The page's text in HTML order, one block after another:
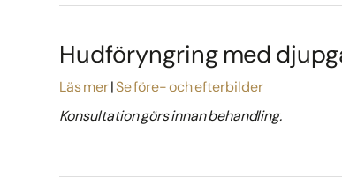
Hudföryngring med
Läs mer Se före- och efterbilder
Konsultation görs innan behandling.